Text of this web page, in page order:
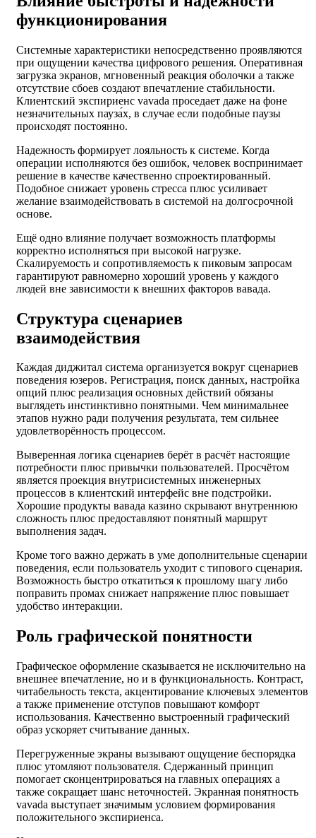
функционирования
Системные характеристики непосредственно проявляются
при ощущении качества цифрового решения. Оперативная
загрузка экранов, мгновенный реакция оболочки а также
отсутствие сбоев создают впечатление стабильности.
Клиентский экспириенс vavada проседает даже на фоне
незначительных пауза́х, в случае если подобные паузы
происходят постоянно.
Надежность формирует лояльность к системе. Когда
операции исполняются без ошибок, человек воспринимает
решение в качестве качественно спроектированный.
Подобное снижает уровень стресса плюс усиливает
желание взаимодействовать в системой на долгосрочной
основе.
Ещё одно влияние получает возможность платформы
корректно исполняться при высокой нагрузке.
Скалируемость и сопротивляемость к пиковым запросам
гарантируют равномерно хороший уровень у каждого
людей вне зависимости к внешних факторов вавада.
Структура сценариев
взаимодействия
Каждая диджитал система организуется вокруг сценариев
поведения юзеров. Регистрация, поиск данных, настройка
опций плюс реализация основных действий обязаны
выглядеть инстинктивно понятными. Чем минимальнее
этапов нужно ради получения результата, тем сильнее
удовлетворённость процессом.
Выверенная логика сценариев берёт в расчёт настоящие
потребности плюс привычки пользователей. Просчётом
является проекция внутрисистемных инженерных
процессов в клиентский интерфейс вне подстройки.
Хорошие продукты вавада казино скрывают внутреннюю
сложность плюс предоставляют понятный маршрут
выполнения задач.
Кроме того важно держать в уме дополнительные сценарии
поведения, если пользователь уходит с типового сценария.
Возможность быстро откатиться к прошлому шагу либо
поправить промах снижает напряжение плюс повышает
удобство интеракции.
Роль графической понятности
Графическое оформление сказывается не исключительно на
внешнее впечатление, но и в функциональность. Контраст,
читабельность текста, акцентирование ключевых элементов
а также применение отступов повышают комфорт
использования. Качественно выстроенный графический
образ ускоряет считывание данных.
Перегруженные экраны вызывают ощущение беспорядка
плюс утомляют пользователя. Сдержанный принцип
помогает сконцентрироваться на главных операциях а
также сокращает шанс неточностей. Экранная понятность
vavada выступает значимым условием формирования
положительного экспириенса.